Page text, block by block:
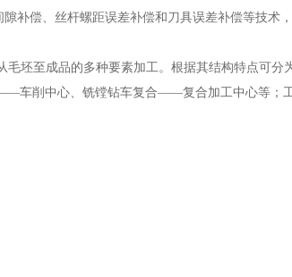
补偿、丝杆螺距误差补偿和刀具误差补偿等技术
坯至成品的多种要素加工。根据其结构特点可分
车削中心、铣镗钻车复合——复合加工中心等；